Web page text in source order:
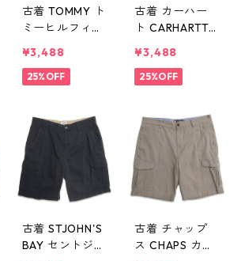
古着 TOMMY ト
ミーヒルフィガ
ートパンツ ハ
ーフパンツ ベ
w60611
¥3,488
25%OFF
古着 カーハー
ト CARHARTT R
ップストップ
カーゴショート
ン 表記：34 g
d409685n w6
0609
¥3,488
25%OFF
古着 STJOHN'S
BAY セントジョ
古着 チャップ
ス CHAPS カー